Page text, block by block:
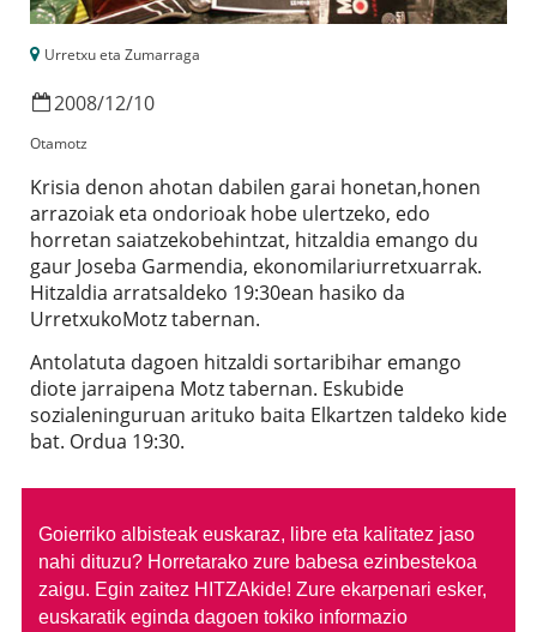
Urretxu eta Zumarraga
2008/12/10
Otamotz
Krisia denon ahotan dabilen garai honetan,honen
arrazoiak eta ondorioak hobe ulertzeko, edo
horretan saiatzekobehintzat, hitzaldia emango du
gaur Joseba Garmendia, ekonomilariurretxuarrak.
Hitzaldia arratsaldeko 19:30ean hasiko da
UrretxukoMotz tabernan.
Antolatuta dagoen hitzaldi sortaribihar emango
diote jarraipena Motz tabernan. Eskubide
sozialeninguruan arituko baita Elkartzen taldeko kide
bat. Ordua 19:30.
Goierriko albisteak euskaraz, libre eta kalitatez jaso
nahi dituzu? Horretarako zure babesa ezinbestekoa
zaigu. Egin zaitez HITZAkide! Zure ekarpenari esker,
euskaratik eginda dagoen tokiko informazio